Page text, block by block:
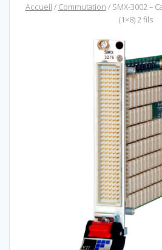
Accueil / Commutation / SMX-3002 –
(1×8) 2 fils